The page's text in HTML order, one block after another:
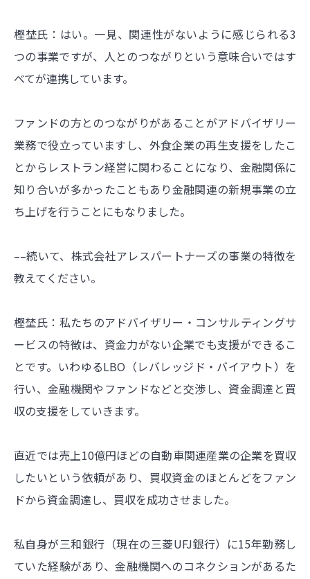
樫埜氏：はい。一見、関連性がないように感じられる3
つの事業ですが、人とのつながりという意味合いではす
べてが連携しています。
ファンドの方とのつながりがあることがアドバイザリー
業務で役立っていますし、外食企業の再生支援をしたこ
とからレストラン経営に関わることになり、金融関係に
知り合いが多かったこともあり金融関連の新規事業の立
ち上げを行うことにもなりました。
––続いて、株式会社アレスパートナーズの事業の特徴を
教えてください。
樫埜氏：私たちのアドバイザリー・コンサルティングサ
ービスの特徴は、資金力がない企業でも支援ができるこ
とです。いわゆるLBO（レバレッジド・バイアウト）を
行い、金融機関やファンドなどと交渉し、資金調達と買
収の支援をしていきます。
直近では売上10億円ほどの自動車関連産業の企業を買収
したいという依頼があり、買収資金のほとんどをファン
ドから資金調達し、買収を成功させました。
私自身が三和銀行（現在の三菱UFJ銀行）に15年勤務し
ていた経験があり、金融機関へのコネクションがあるた